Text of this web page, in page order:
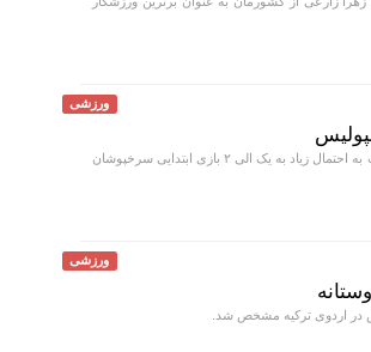
ورزشی
دنیل گرا مدافع مجارستانی پرسپولیس به علت مصدومیت به احتمال زیاد به یک الی ۲ بازی ابتدایی سرخپوشان
ورزشی